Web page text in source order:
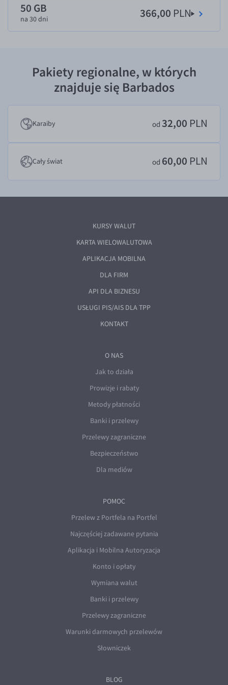
EUR/USD
EUR/GBP
EUR/CZK
EUR/CAD
50 GB
na 30 dni 366,00 PLN
Pakiety regionalne, w których
znajduje się Barbados
Karaiby od 32,00 PLN
Cały świat od 60,00 PLN
KURSY WALUT
KARTA WIELOWALUTOWA
APLIKACJA MOBILNA
DLA FIRM
API DLA BIZNESU
USŁUGI PIS/AIS DLA TPP
KONTAKT
O NAS
Jak to działa
Prowizje i rabaty
Metody płatności
Banki i przelewy
Przelewy zagraniczne
Bezpieczeństwo
Dla mediów
POMOC
Przelew z Portfela na Portfel
Najczęściej zadawane pytania
Aplikacja i Mobilna Autoryzacja
Konto i opłaty
Wymiana walut
Banki i przelewy
Przelewy zagraniczne
Warunki darmowych przelewów
Słowniczek
BLOG